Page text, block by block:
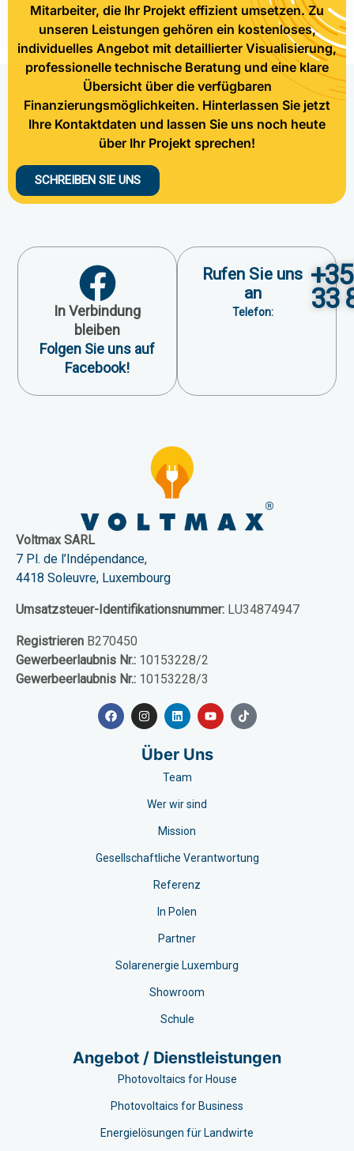
Mitarbeiter, die Ihr Projekt effizient umsetzen. Zu
unseren Leistungen gehören ein kostenloses,
individuelles Angebot mit detaillierter Visualisierung,
professionelle technische Beratung und eine klare
Übersicht über die verfügbaren
Finanzierungsmöglichkeiten. Hinterlassen Sie jetzt
Ihre Kontaktdaten und lassen Sie uns noch heute
über Ihr Projekt sprechen!
SCHREIBEN SIE UNS
In Verbindung
bleiben
Folgen Sie uns auf
Facebook!
Rufen Sie uns
an
Telefon: 33
Voltmax SARL
7 Pl. de l’Indépendance,
4418 Soleuvre, Luxembourg
Umsatzsteuer-Identifikationsnummer: LU34874947
Registrieren B270450
Gewerbeerlaubnis Nr.: 10153228/2
Gewerbeerlaubnis Nr.: 10153228/3
Über Uns
Team
Wer wir sind
Mission
Gesellschaftliche Verantwortung
Referenz
In Polen
Partner
Solarenergie Luxemburg
Showroom
Schule
Angebot / Dienstleistungen
Photovoltaics for House
Photovoltaics for Business
Energielösungen für Landwirte